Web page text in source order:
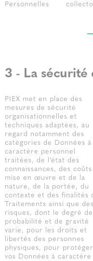
Personnelles
3 - La sécurité
PIEX met en place des
mesures de sécurité
organisationnelles et
techniques adaptées, au
regard notamment des
catégories de Données à
caractère personnel
traitées, de l’état des
connaissances, des coûts
mise en œuvre et de la
nature, de la portée, du
contexte et des finalités
Traitements ainsi que des
risques, dont le degré de
probabilité et de gravité
varie, pour les droits et
libertés des personnes
physiques, pour protéger
vos Données à caractère